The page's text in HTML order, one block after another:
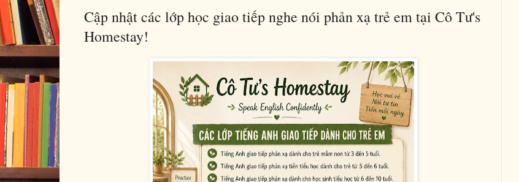
Cập nhật các lớp học giao tiếp nghe nói phản xạ trẻ em tại Cô Tư's
Homestay!